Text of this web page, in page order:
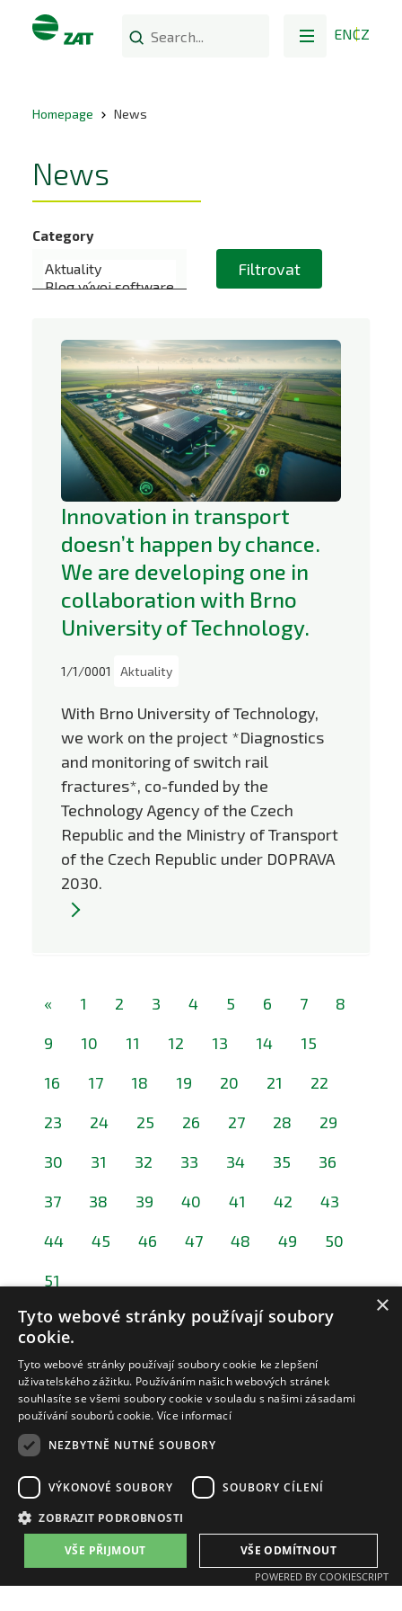
ENCZ
Homepage News
News
Category
Filtrovat
Innovation in transport
doesn’t happen by chance.
We are developing one in
collaboration with Brno
University of Technology.
1/1/0001 Aktuality
With Brno University of Technology,
we work on the project *Diagnostics
and monitoring of switch rail
fractures*, co-funded by the
Technology Agency of the Czech
Republic and the Ministry of Transport
of the Czech Republic under DOPRAVA
2030.
« 1 2 3 4 5 6 7
8
9
10 11 12 13 14
15
16
17 18 19 20 21
22
23
24 25 26 27 28
29
30
31 32 33 34 35
36
37
38 39 40 41 42
43
44
45 46 47 48 49
50
51
email:
zat@zat.cz
+420 318 652 111
phone number::+420 377 438 111
Branches:
Příbram, K Podlesí 541
×
Tyto webové stránky používají soubory
cookie.
Tyto webové stránky používají soubory cookie ke zlepšení
uživatelského zážitku. Používáním našich webových stránek
souhlasíte se všemi soubory cookie v souladu s našimi zásadami
používání souborů cookie. Více informací
NEZBYTNĚ NUTNÉ SOUBORY
VÝKONOVÉ SOUBORY SOUBORY CÍLENÍ
ZOBRAZIT PODROBNOSTI
VŠE PŘIJMOUT VŠE ODMÍTNOUT
POWERED BY COOKIESCRIPT